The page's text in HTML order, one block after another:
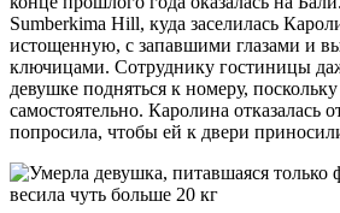
Sumberkima Hill, куда заселилась
истощенную, с запавшими глазами и
ключицами. Сотруднику гостиницы
девушке подняться к номеру,
самостоятельно. Каролина отказалась
попросила, чтобы ей к двери